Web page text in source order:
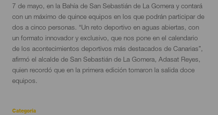
evento
7 de mayo, en la Bahía de San Sebastián de La Gomera y contará
con un máximo de quince equipos en los que podrán participar de
dos a cinco personas. “Un reto deportivo en aguas abiertas, con
un formato innovador y exclusivo, que nos pone en el calendario
de los acontecimientos deportivos más destacados de Canarias”,
afirmó el alcalde de San Sebastián de La Gomera, Adasat Reyes,
quien recordó que en la primera edición tomaron la salida doce
equipos.
Categoría